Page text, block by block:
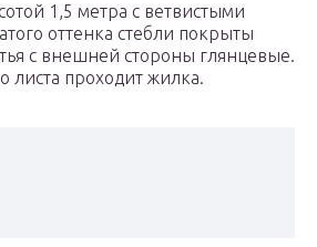
1,5 метра с ветвистыми
оттенка стебли покрыты
с внешней стороны глянцевые.
листа проходит жилка.